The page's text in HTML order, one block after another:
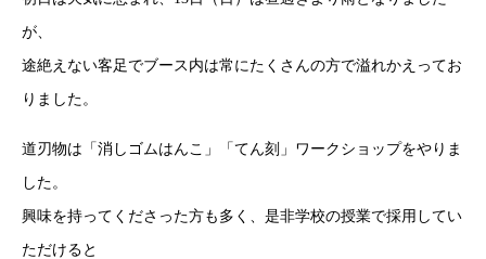
が、
途絶えない客足でブース内は常にたくさんの方で溢れかえってお
りました。
道刃物は「消しゴムはんこ」「てん刻」ワークショップをやりま
した。
興味を持ってくださった方も多く、是非学校の授業で採用してい
ただけると